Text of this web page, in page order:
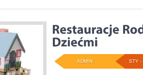
STY -
ADMIN